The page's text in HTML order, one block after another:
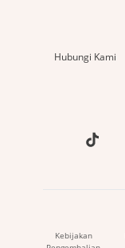
Hubungi Kami
Kebijakan